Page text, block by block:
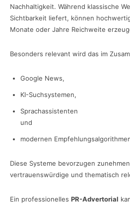
Nachhaltigkeit. Während klassische
Sichtbarkeit liefert, können
Monate oder Jahre Reichweite
Besonders relevant wird das im
Google News,
KI-Suchsystemen,
Sprachassistenten
und
modernen
Diese Systeme bevorzugen
vertrauenswürdige und thematisch
Ein professionelles PR-Advertorial